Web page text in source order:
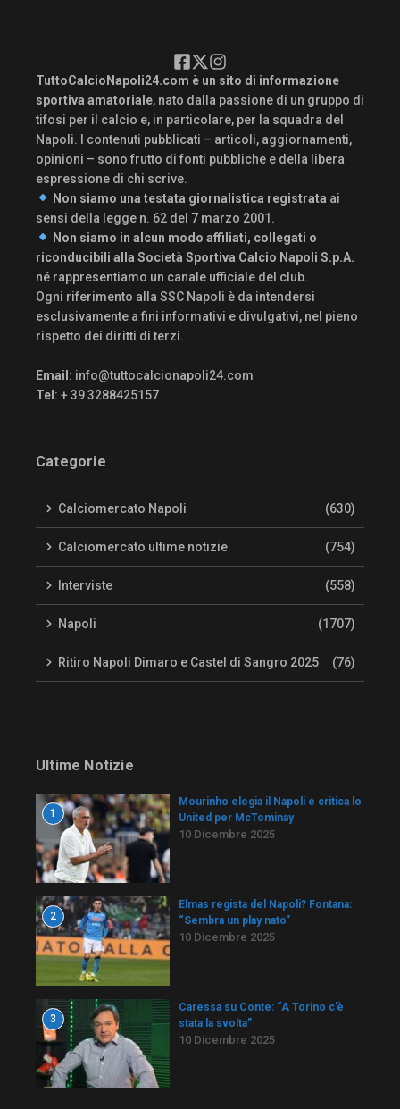
TuttoCalcioNapoli24.com è un sito di informazione
sportiva amatoriale, nato dalla passione di un gruppo di
tifosi per il calcio e, in particolare, per la squadra del
Napoli. I contenuti pubblicati – articoli, aggiornamenti,
opinioni – sono frutto di fonti pubbliche e della libera
espressione di chi scrive.
Non siamo una testata giornalistica registrata ai
sensi della legge n. 62 del 7 marzo 2001.
Non siamo in alcun modo affiliati, collegati o
riconducibili alla Società Sportiva Calcio Napoli S.p.A.
né rappresentiamo un canale ufficiale del club.
Ogni riferimento alla SSC Napoli è da intendersi
esclusivamente a fini informativi e divulgativi, nel pieno
rispetto dei diritti di terzi.
Email : info@tuttocalcionapoli24.com
Tel : + 39 3288425157
Categorie
Calciomercato Napoli (630)
Calciomercato ultime notizie (754)
Interviste (558)
Napoli (1707)
Ritiro Napoli Dimaro e Castel di Sangro 2025 (76)
Ultime Notizie
1
Mourinho elogia il Napoli e critica lo
United per McTominay
10 Dicembre 2025
2
Elmas regista del Napoli? Fontana:
“Sembra un play nato”
10 Dicembre 2025
3
Caressa su Conte: “A Torino c’è
stata la svolta”
10 Dicembre 2025